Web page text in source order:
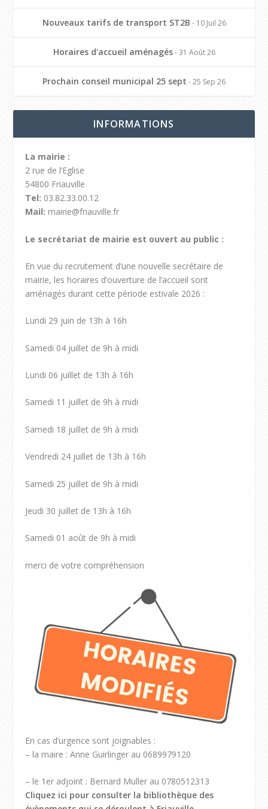
Nouveaux tarifs de transport ST2B - 10 Juil 26
Horaires d'accueil aménagés- 31 Août 26
Prochain conseil municipal 25 sept - 25 Sep 26
INFORMATIONS
La mairie :
2 rue de l’Eglise
54800 Friauville
Tel: 03.82.33.00.12
Mail: mairie@friauville.fr
Le secrétariat de mairie est ouvert au public :
En vue du recrutement d’une nouvelle secrétaire de
mairie, les horaires d’ouverture de l’accueil sont
aménagés durant cette période estivale 2026 :
Lundi 29 juin de 13h à 16h
Samedi 04 juillet de 9h à midi
Lundi 06 juillet de 13h à 16h
Samedi 11 juillet de 9h à midi
Samedi 18 juillet de 9h à midi
Vendredi 24 juillet de 13h à 16h
Samedi 25 juillet de 9h à midi
Jeudi 30 juillet de 13h à 16h
Samedi 01 août de 9h à midi
merci de votre compréhension
En cas d’urgence sont joignables :
– la maire : Anne Guirlinger au 0689979120
– le 1er adjoint : Bernard Muller au 0780512313
Cliquez ici pour consulter la bibliothèque des